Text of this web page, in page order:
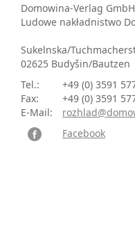
Domowina-Verlag GmbH
Ludowe nakładnistwo
Sukelnska/
02625 Budyšin/Bautzen
Tel.:
+49 (0) 3591
Fax:
+49 (0) 3591
E-Mail:
Facebook